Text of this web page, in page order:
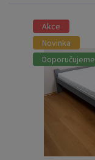
Akce
Novinka
Doporučujeme